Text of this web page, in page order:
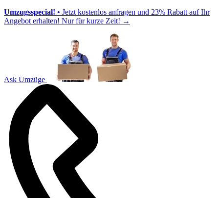
Umzugsspecial! • Jetzt kostenlos anfragen und 23% Rabatt auf Ihr
Angebot erhalten! Nur für kurze Zeit! →
Ask Umzüge